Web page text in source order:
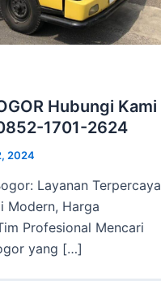
Hubungi Kami
1701-2624
2024
Layanan Terpercaya
Modern, Harga
Profesional Mencari
yang […]